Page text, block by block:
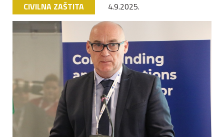
CIVILNA ZAŠTITA 4.9.2025.